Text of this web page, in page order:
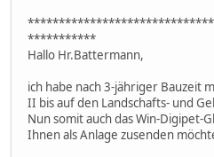
***********
Hallo Hr.Battermann,
ich habe nach 3-jähriger Bauzeit
II bis auf den Landschafts- und
Nun somit auch das Win-Digipet-
Ihnen als Anlage zusenden